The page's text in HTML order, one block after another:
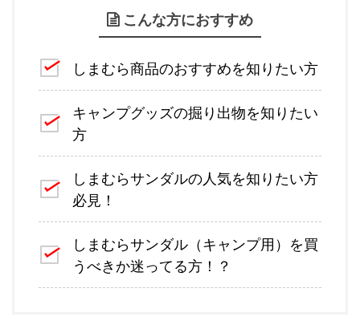
こんな方におすすめ
しまむら商品のおすすめを知りたい方
キャンプグッズの掘り出物を知りたい
方
しまむらサンダルの人気を知りたい方
必見！
しまむらサンダル（キャンプ用）を買
うべきか迷ってる方！？